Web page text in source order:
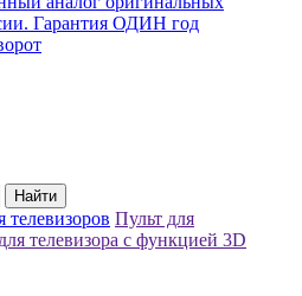
Гарантия ОДИН год
Найти
Пульт для
телевизора с функцией 3D